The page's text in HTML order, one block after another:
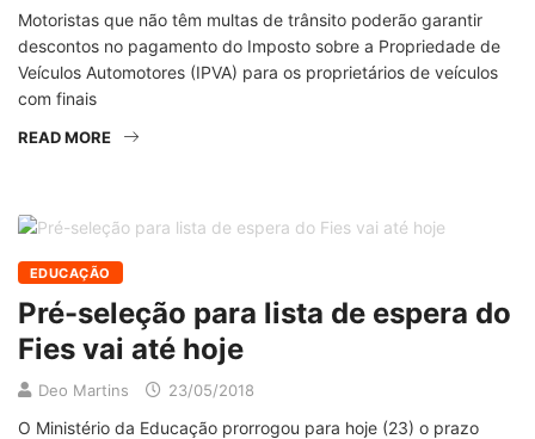
Motoristas que não têm multas de trânsito poderão garantir
descontos no pagamento do Imposto sobre a Propriedade de
Veículos Automotores (IPVA) para os proprietários de veículos
com finais
READ MORE
EDUCAÇÃO
Pré-seleção para lista de espera do
Fies vai até hoje
Deo Martins 23/05/2018
O Ministério da Educação prorrogou para hoje (23) o prazo